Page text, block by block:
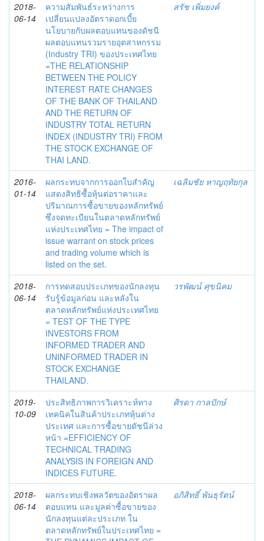
2018-
06-14
ความสัมพันธ์ระหว่างการ
เปลี่ยนแปลงอัตราดอกเบี้ย
นโยบายกับผลตอบแทนของดัชนี
ผลตอบแทนรวมรายอุตสาหกรรม
(Industry TRI) ของประเทศไทย
=THE RELATIONSHIP
BETWEEN THE POLICY
INTEREST RATE CHANGES
OF THE BANK OF THAILAND
AND THE RETURN OF
INDUSTRY TOTAL RETURN
INDEX (INDUSTRY TRI) FROM
THE STOCK EXCHANGE OF
THAI LAND.
สรัช เพิ่มยงค์
2016-
01-14
ผลกระทบจากการออกใบสำคัญ
แสดงสิทธิซื้อหุ้นต่อราคาและ
ปริมาณการซื้อขายของหลักทรัพย์
ซึ่งจดทะเบียนในตลาดหลักทรัพย์
แห่งประเทศไทย = The impact of
issue warrant on stock prices
and trading volume which is
listed on the set.
เฉลิมชัย หาญฤทัยกุล
2018-
06-14
การทดสอบประเภทของนักลงทุน
รับรู้ข้อมูลก่อน และหลังใน
ตลาดหลักทรัพย์แห่งประเทศไทย
= TEST OF THE TYPE
INVESTORS FROM
INFORMED TRADER AND
UNINFORMED TRADER IN
STOCK EXCHANGE
THAILAND.
วรพัฒน์ ศุขนิคม
2019-
10-09
ประสิทธิภาพการวิเคราะห์ทาง
เทคนิคในสินค้าประเภทหุ้นต่าง
ประเทศ และการซื้อขายดัชนีล่วง
หน้า =EFFICIENCY OF
TECHNICAL TRADING
ANALYSIS IN FOREIGN AND
INDICES FUTURE.
ศิรดา กาลปักษ์
2018-
06-14
ผลกระทบเชิงพลวัตของอัตราผล
ตอบแทน และมูลค่าซื้อขายของ
นักลงทุนแต่ละประเภท ใน
ตลาดหลักทรัพย์ในประเทศไทย =
อภิสิทธิ์ พันธุรัตน์